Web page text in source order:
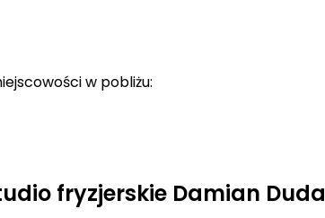
w pobliżu:
fryzjerskie Damian Duda